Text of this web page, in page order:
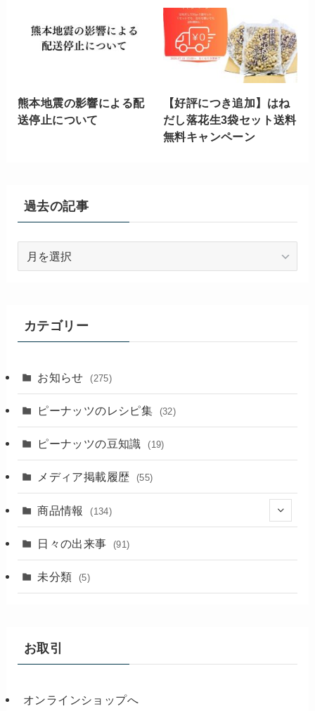
熊本地震の影響による配
送停止について
【好評につき追加】はね
だし落花生3袋セット送料
無料キャンペーン
過去の記事
カテゴリー
お知らせ (275)
ピーナッツのレシピ集 (32)
ピーナッツの豆知識 (19)
メディア掲載履歴 (55)
商品情報 (134)
(18)
日々の出来事 (91)
未分類 (5)
お取引
オンラインショップへ